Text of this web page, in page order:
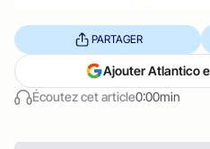
Écoutez cet article0:00min
PARTAGER
Ajouter Atlantico